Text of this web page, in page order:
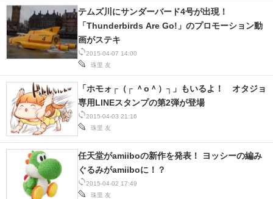
2015-04-07 14:00
珠里 友
テムズ川にサンダーバード4号が出現！
「Thunderbirds Are Go!」のプロモーション動
画がステキ
2015-04-03 21:16
珠里 友
「ホモォ┌（┌ ＾o＾）┐」もいるよ！ オタジョ
専用LINEスタンプの第2弾が登場
2015-04-02 17:49
珠里 友
任天堂がamiiboの新作を発表！ ヨッシーの編み
ぐるみがamiiboに！？